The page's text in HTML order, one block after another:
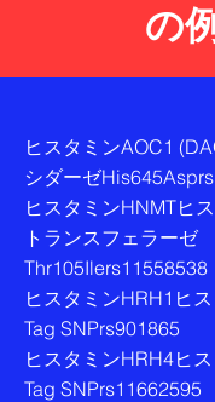
の例
ヒスタミンAOC1
シダーゼ
ヒスタミンHNMTヒ
トランスフェラーゼ
Thr105Ilers11558538
ヒスタミンHRH1ヒ
Tag SNPrs901865
ヒスタミンHRH4ヒ
Tag SNPrs11662595